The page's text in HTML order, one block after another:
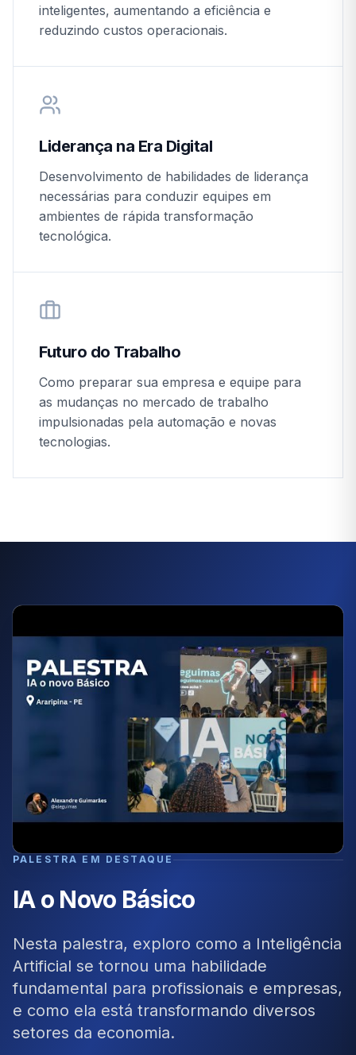
inteligentes, aumentando a eficiência e
reduzindo custos operacionais.
Liderança na Era Digital
Desenvolvimento de habilidades de liderança
necessárias para conduzir equipes em
ambientes de rápida transformação
tecnológica.
Futuro do Trabalho
Como preparar sua empresa e equipe para
as mudanças no mercado de trabalho
impulsionadas pela automação e novas
tecnologias.
PALESTRA EM DESTAQUE
IA o Novo Básico
Nesta palestra, exploro como a Inteligência
Artificial se tornou uma habilidade
fundamental para profissionais e empresas,
e como ela está transformando diversos
setores da economia.